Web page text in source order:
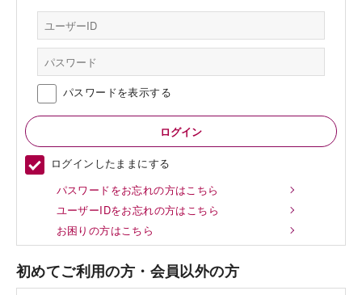
パスワードを表示する
ログインしたままにする
パスワードをお忘れの方はこちら
ユーザーIDをお忘れの方はこちら
お困りの方はこちら
初めてご利用の方・会員以外の方